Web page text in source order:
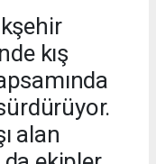
kış
alan